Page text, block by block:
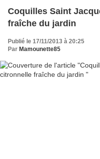
Coquilles Saint
fraîche du jardin
Publié le 17/11/2013 à 20:25
Par Mamounette85